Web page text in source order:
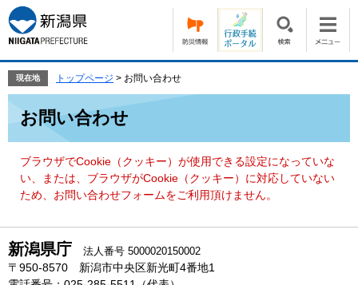
ー
ジ
の
頭
す。
ニ
ュ
ー
飛
て
現在地 トップページ > お問い合わせ
お問い合わせ
ブラウザでCookie（クッキー）が使用できる設定になっていな
い、または、ブラウザがCookie（クッキー）に対応していない
ため、お問い合わせフォームをご利用頂けません。
新潟県庁 法人番号 5000020150002
〒950-8570 新潟市中央区新光町4番地1